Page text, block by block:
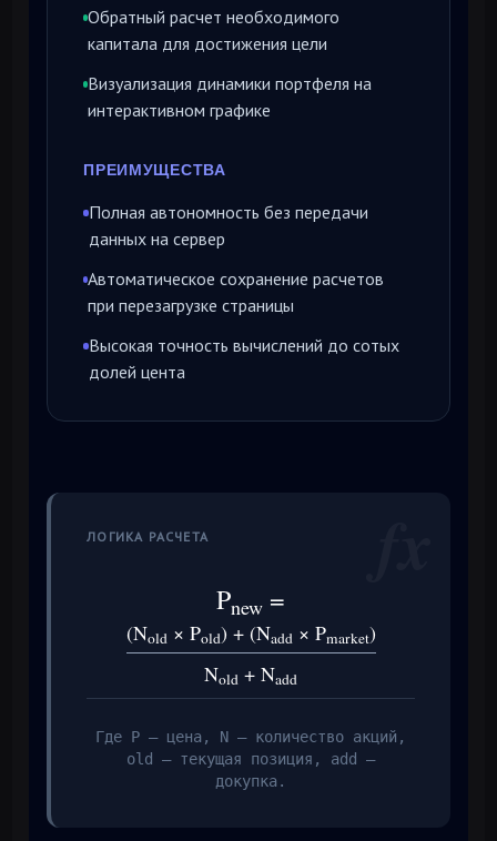
Обратный расчет необходимого
капитала для достижения цели
Визуализация динамики портфеля на
интерактивном графике
ПРЕИМУЩЕСТВА
Полная автономность без передачи
данных на сервер
Автоматическое сохранение расчетов
при перезагрузке страницы
Высокая точность вычислений до сотых
долей цента
ЛОГИКА РАСЧЕТА
Pnew =
(Nold × Pold) + (Nadd × Pmarket)
Nold + Nadd
Где P — цена, N — количество акций,
old — текущая позиция, add —
докупка.